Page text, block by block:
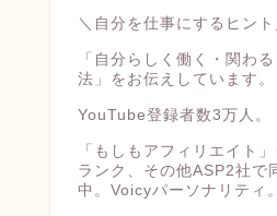
＼自分を仕事にするヒント
「自分らしく働く・関わ
法」をお伝えしています。
YouTube登録者数3万人。
「もしもアフィリエイト
ランク、その他ASP2社で
中。Voicyパーソナリティ。